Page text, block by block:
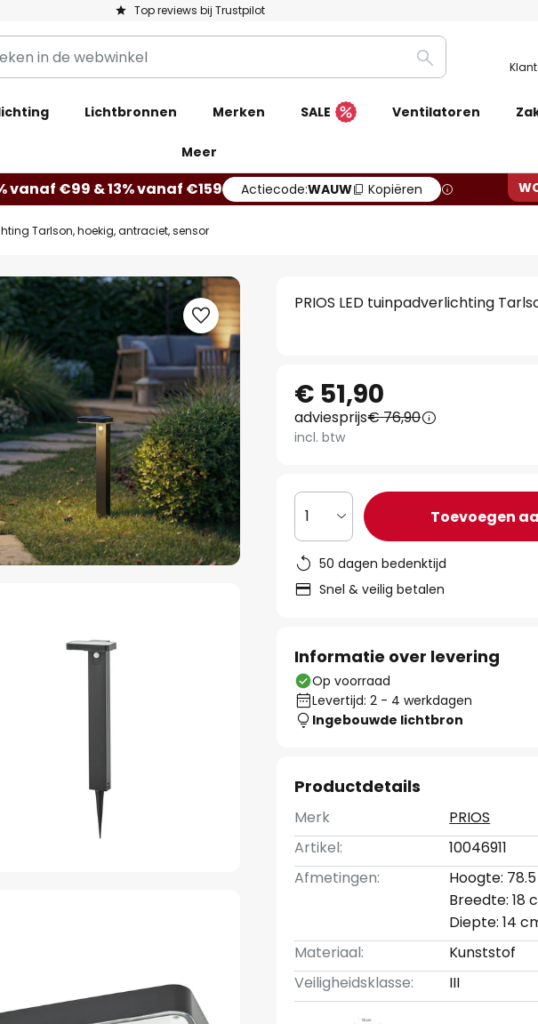
Top reviews bij Trustpilot
Zoeken
Lichtbronnen Merken SALE Ventilatoren
Meer
vanaf €99 & 13% vanaf €159 Actiecode:WAUW Kopiëren
Tarlson, hoekig, antraciet, sensor
PRIOS LED tuinpadverlichting
€ 51,90
adviesprijs€ 76,90
incl. btw
1 Toevoegen
50 dagen bedenktijd
Snel & veilig betalen
Informatie over levering
Op voorraad
Levertijd: 2 - 4 werkdagen
Ingebouwde lichtbron
Productdetails
Merk
PRIOS
Artikel:
10046911
Afmetingen:
Hoogte:
Breedte: 18
Diepte: 14
Materiaal:
Kunststof
Veiligheidsklasse:
III